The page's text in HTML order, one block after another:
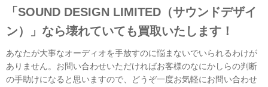
「SOUND DESIGN LIMITED（サウンドデザイ
ン）」なら壊れていても買取いたします！
あなたが大事なオーディオを手放すのに悩まないでいられるわけが
ありません。お問い合わせいただければお客様のなにかしらの判断
の手助けになると思いますので、どうぞ一度お気軽にお問い合わせ